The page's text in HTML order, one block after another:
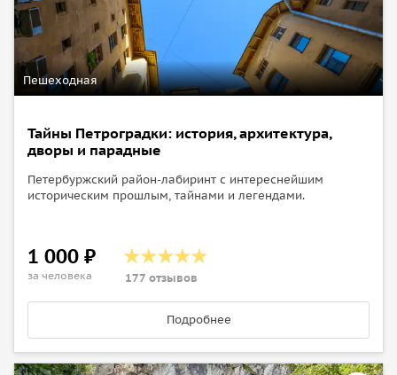
Пешеходная
Тайны Петроградки: история, архитектура,
дворы и парадные
Петербуржский район-лабиринт с интереснейшим
историческим прошлым, тайнами и легендами.
1 000 ₽
за человека 177 отзывов
Подробнее